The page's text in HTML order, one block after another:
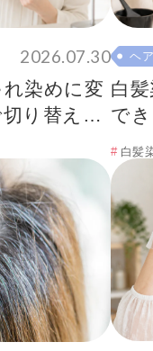
2026.07.30
染めに変
り替える
ヘ
白
で
白髪